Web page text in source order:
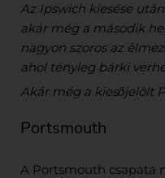
Az Ipswich kiesése
akár még a második
nagyon szoros az
ahol tényleg bárki
Akár még a kiesőjelölt
Portsmouth
A Portsmouth csapata